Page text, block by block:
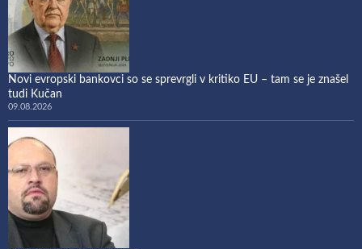
Novi evropski bankovci so se sprevrgli v kritiko EU – tam se je znašel
tudi Kučan
09.08.2026